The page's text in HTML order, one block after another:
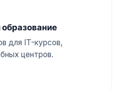
для IT-курсов,
центров.